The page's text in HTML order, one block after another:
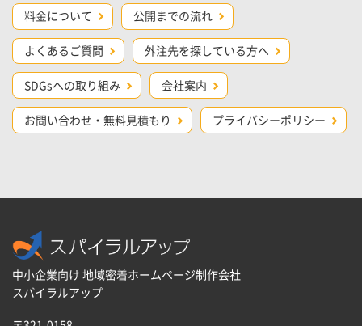
料金について 公開までの流れ
よくあるご質問 外注先を探している方へ
SDGsへの取り組み 会社案内
お問い合わせ・無料見積もり プライバシーポリシー
中小企業向け 地域密着ホームページ制作会社
スパイラルアップ